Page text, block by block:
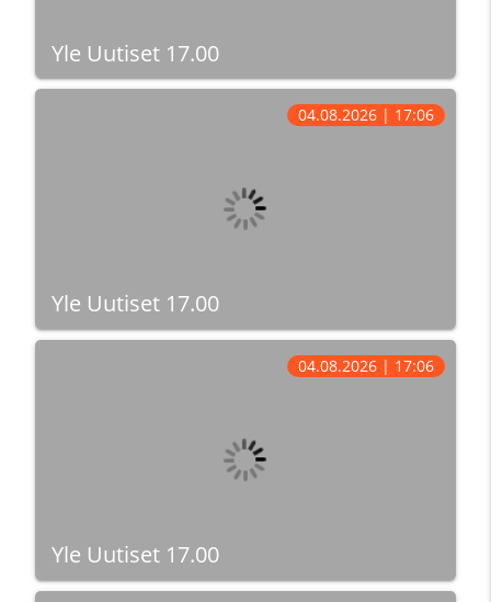
Yle Uutiset 17.00
Yle Uutiset 17.00
04.08.2026 | 17:06
Yle Uutiset 17.00
04.08.2026 | 17:06